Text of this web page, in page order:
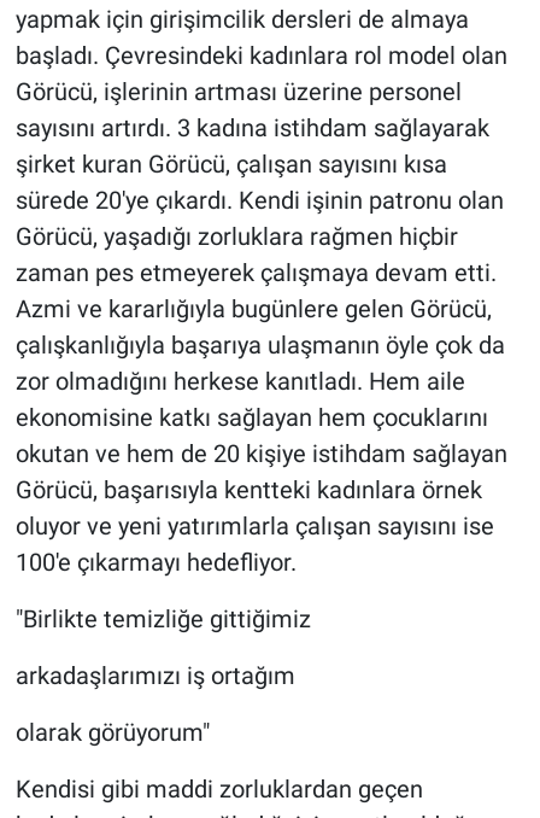
yapmak için girişimcilik dersleri de almaya
başladı. Çevresindeki kadınlara rol model olan
Görücü, işlerinin artması üzerine personel
sayısını artırdı. 3 kadına istihdam sağlayarak
şirket kuran Görücü, çalışan sayısını kısa
sürede 20'ye çıkardı. Kendi işinin patronu olan
Görücü, yaşadığı zorluklara rağmen hiçbir
zaman pes etmeyerek çalışmaya devam etti.
Azmi ve kararlığıyla bugünlere gelen Görücü,
çalışkanlığıyla başarıya ulaşmanın öyle çok da
zor olmadığını herkese kanıtladı. Hem aile
ekonomisine katkı sağlayan hem çocuklarını
okutan ve hem de 20 kişiye istihdam sağlayan
Görücü, başarısıyla kentteki kadınlara örnek
oluyor ve yeni yatırımlarla çalışan sayısını ise
100'e çıkarmayı hedefliyor.
"Birlikte temizliğe gittiğimiz
arkadaşlarımızı iş ortağım
olarak görüyorum"
Kendisi gibi maddi zorluklardan geçen